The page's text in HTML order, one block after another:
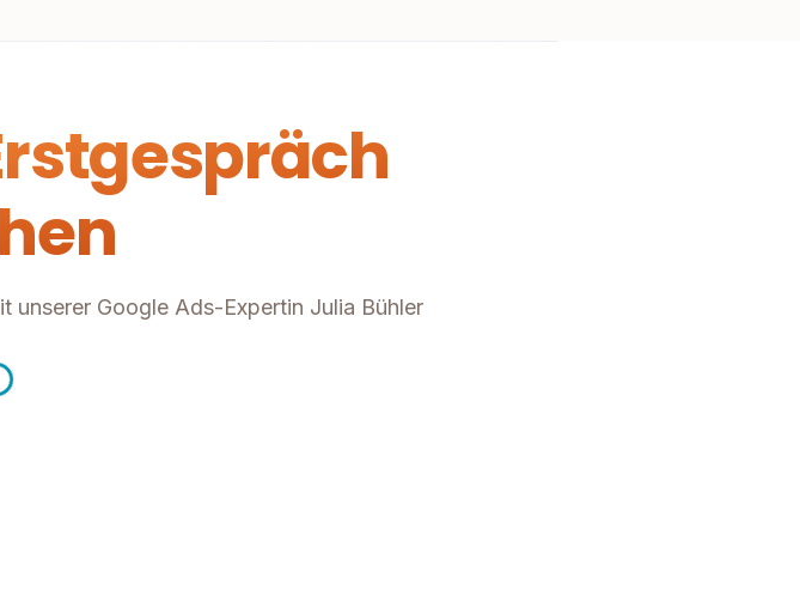
unserer Google Ads-Expertin Julia Bühler